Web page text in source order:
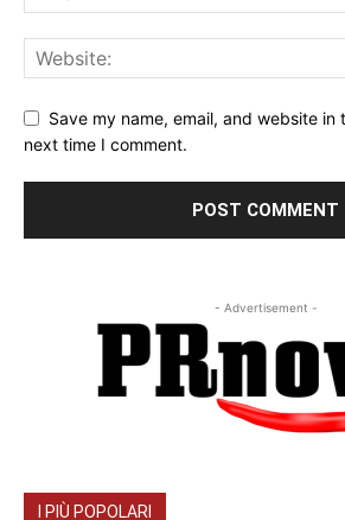
Save my name, email, and website in
next time I comment.
- Advertisement -
I PIÙ POPOLARI